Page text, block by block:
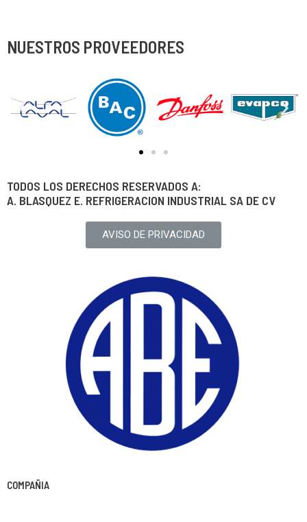
NUESTROS PROVEEDORES
TODOS LOS DERECHOS RESERVADOS A:
A. BLASQUEZ E. REFRIGERACION INDUSTRIAL SA DE CV
AVISO DE PRIVACIDAD
COMPAÑIA